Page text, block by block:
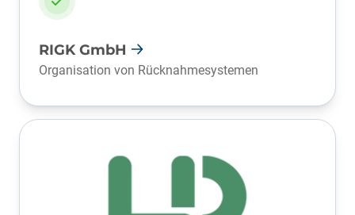
RIGK GmbH
Organisation von Rücknahmesystemen